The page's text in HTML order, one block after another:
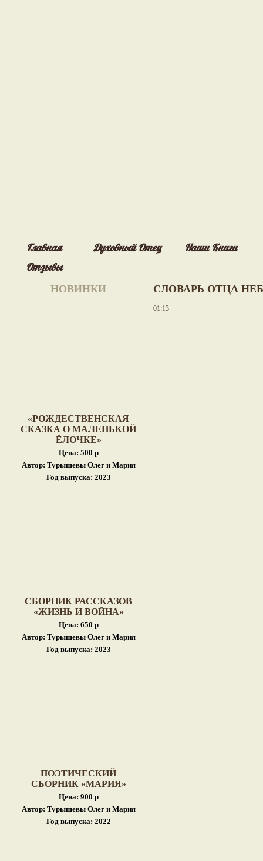
Главная Духовный Отец
Наши Книги
Отзывы
НОВИНКИ
«РОЖДЕСТВЕНСКАЯ
СКАЗКА О МАЛЕНЬКОЙ
ЁЛОЧКЕ»
Цена: 500 р
Автор: Турышевы Олег и Мария
Год выпуска: 2023
СБОРНИК РАССКАЗОВ
«ЖИЗНЬ И ВОЙНА»
Цена: 650 р
Автор: Турышевы Олег и Мария
Год выпуска: 2023
ПОЭТИЧЕСКИЙ
СБОРНИК «МАРИЯ»
Цена: 900 р
Автор: Турышевы Олег и Мария
Год выпуска: 2022
СЛОВАРЬ ОТЦА
01:13